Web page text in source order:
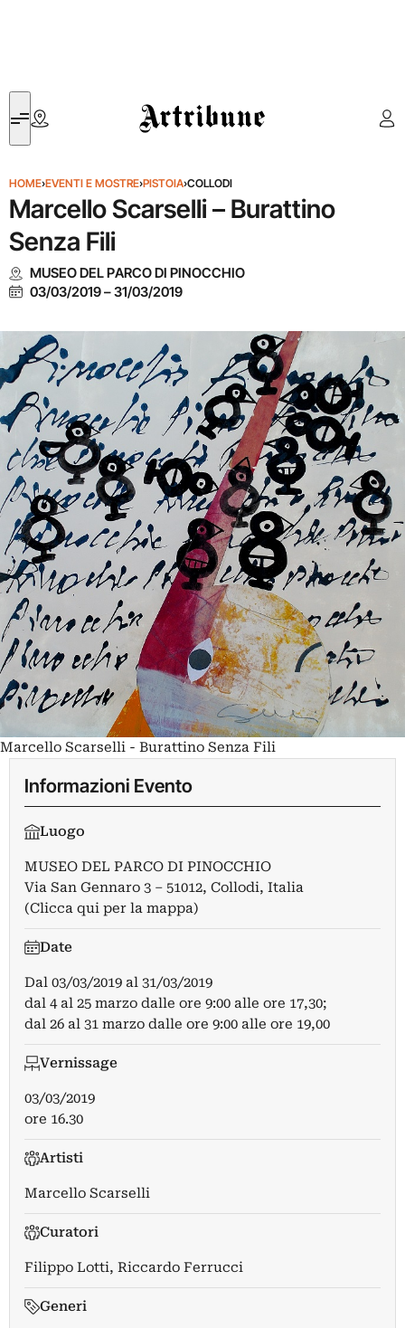
Artribune
HOME›EVENTI E MOSTRE›PISTOIA›COLLODI
Marcello Scarselli – Burattino
Senza Fili
MUSEO DEL PARCO DI PINOCCHIO
03/03/2019–31/03/2019
Marcello Scarselli - Burattino Senza Fili
Informazioni Evento
Luogo
MUSEO DEL PARCO DI PINOCCHIO
Via San Gennaro 3 – 51012, Collodi, Italia
(Clicca qui per la mappa)
Date
Dal 03/03/2019 al 31/03/2019
dal 4 al 25 marzo dalle ore 9:00 alle ore 17,30;
dal 26 al 31 marzo dalle ore 9:00 alle ore 19,00
Vernissage
03/03/2019
ore 16.30
Artisti
Marcello Scarselli
Curatori
Filippo Lotti, Riccardo Ferrucci
Generi